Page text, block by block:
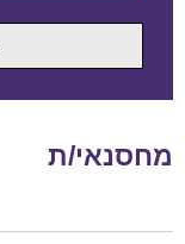
מחסנאי/ת